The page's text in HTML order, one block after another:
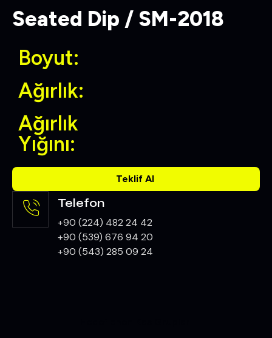
Seated Dip / SM-2018
Boyut:
Ağırlık:
Ağırlık
Yığını:
Teklif Al
Telefon
+90 (224) 482 24 42
+90 (539) 676 94 20
+90 (543) 285 09 24